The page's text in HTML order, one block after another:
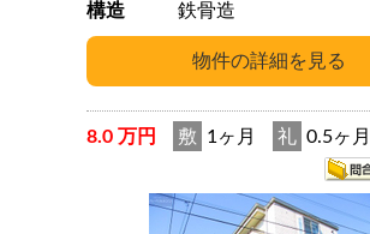
構造
鉄骨造
8.0 万円 敷 1ヶ月 礼 0.5ヶ月